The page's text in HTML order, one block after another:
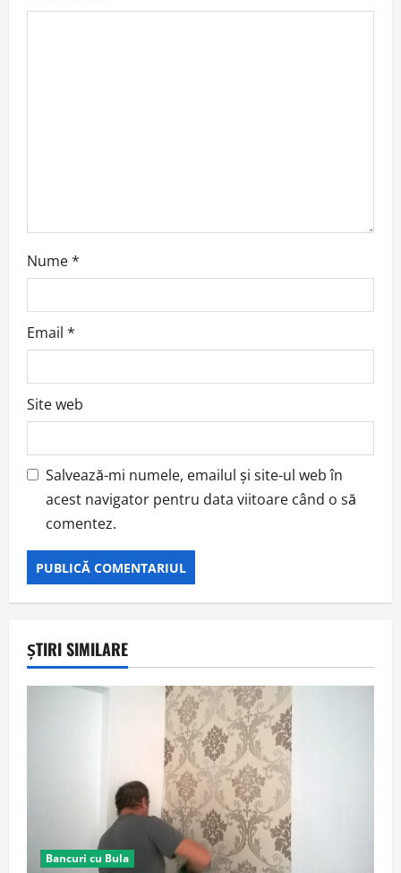
Nume*
Email *
Site web
Salvează-mi numele, emailul și site-ul web în
acest navigator pentru data viitoare când o să
comentez.
ȘTIRI SIMILARE
Bancuri cu Bula